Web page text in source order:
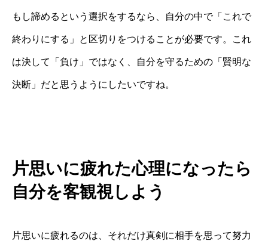
もし諦めるという選択をするなら、自分の中で「これで
終わりにする」と区切りをつけることが必要です。これ
は決して「負け」ではなく、自分を守るための「賢明な
決断」だと思うようにしたいですね。
片思いに疲れた心理になったら
自分を客観視しよう
片思いに疲れるのは、それだけ真剣に相手を思って努力